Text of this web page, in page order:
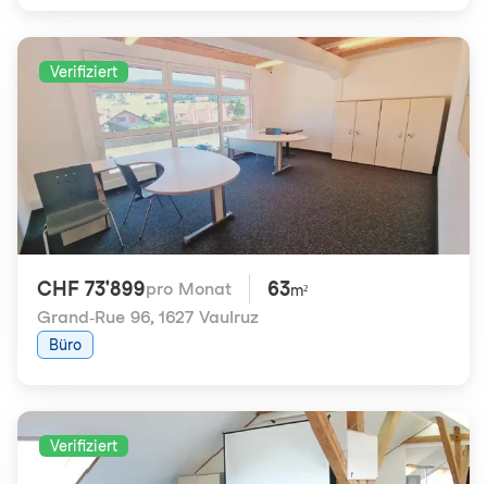
Verifiziert
CHF 73'899pro Monat 63m²
Grand-Rue 96, 1627 Vaulruz
Büro
Verifiziert